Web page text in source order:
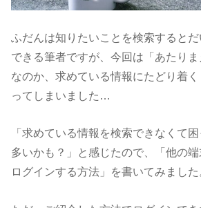
ふだんは知りたいことを検索すると
できる筆者ですが、今回は「あたりま
なのか、求めている情報にたどり着
ってしまいました…
「求めている情報を検索できなくて
多いかも？」と感じたので、「他の
ログインする方法」を書いてみました